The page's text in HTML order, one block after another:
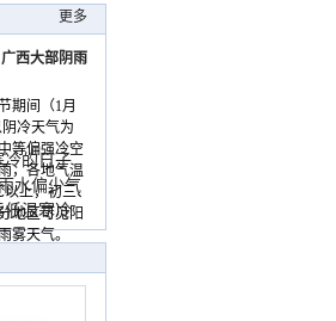
更多
西大部阴雨
期间（1月
冷天气为
等偏强冷空
，各地气温
上，初三、
地区可见阳
雾天气。
冷的日子
水偏少气
低温寒冷